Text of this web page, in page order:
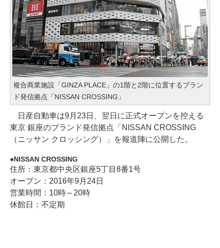
複合商業施設「GINZA PLACE」の1階と2階に位置するブラン
ド発信拠点「NISSAN CROSSING」
日産自動車は9月23日、翌日に正式オープンを控える
東京 銀座のブランド発信拠点「NISSAN CROSSING
（ニッサン クロッシング）」を報道陣に公開した。
NISSAN CROSSING
住所：東京都中央区銀座5丁目8番1号
オープン：2016年9月24日
営業時間：10時～20時
休館日：不定期